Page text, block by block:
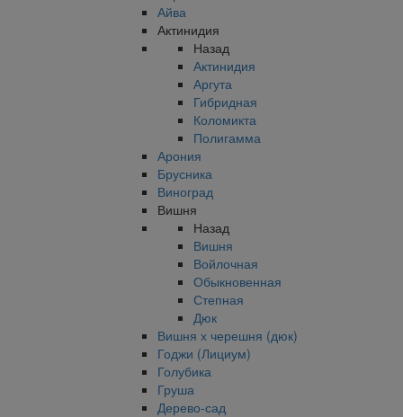
Айва
Актинидия
Назад
Актинидия
Аргута
Гибридная
Коломикта
Полигамма
Арония
Брусника
Виноград
Вишня
Назад
Вишня
Войлочная
Обыкновенная
Степная
Дюк
Вишня х черешня (дюк)
Годжи (Лициум)
Голубика
Груша
Дерево-сад